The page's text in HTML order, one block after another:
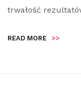
trwałość
READ MORE >>